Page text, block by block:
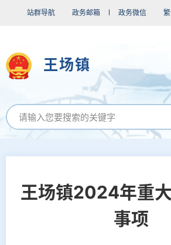
站群导航 政务邮箱 政务微信
王场镇
王场镇2024年重
事项